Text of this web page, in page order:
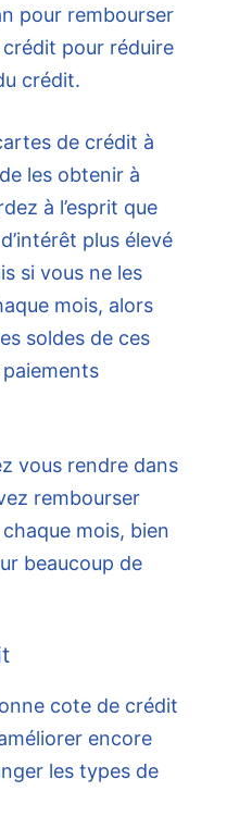
pour rembourser
pour réduire
crédit.
de crédit à
les obtenir à
à l’esprit que
plus élevé
si vous ne les
mois, alors
soldes de ces
vous rendre dans
rembourser
mois, bien
beaucoup de
cote de crédit
encore
les types de